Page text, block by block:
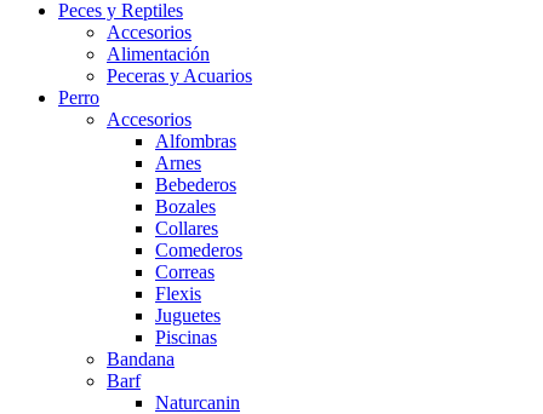
Peces y Reptiles
Accesorios
Alimentación
Peceras y Acuarios
Perro
Accesorios
Alfombras
Arnes
Bebederos
Bozales
Collares
Comederos
Correas
Flexis
Juguetes
Piscinas
Bandana
Barf
Naturcanin